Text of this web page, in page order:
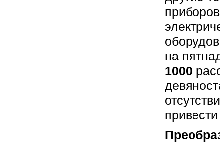
на
1000